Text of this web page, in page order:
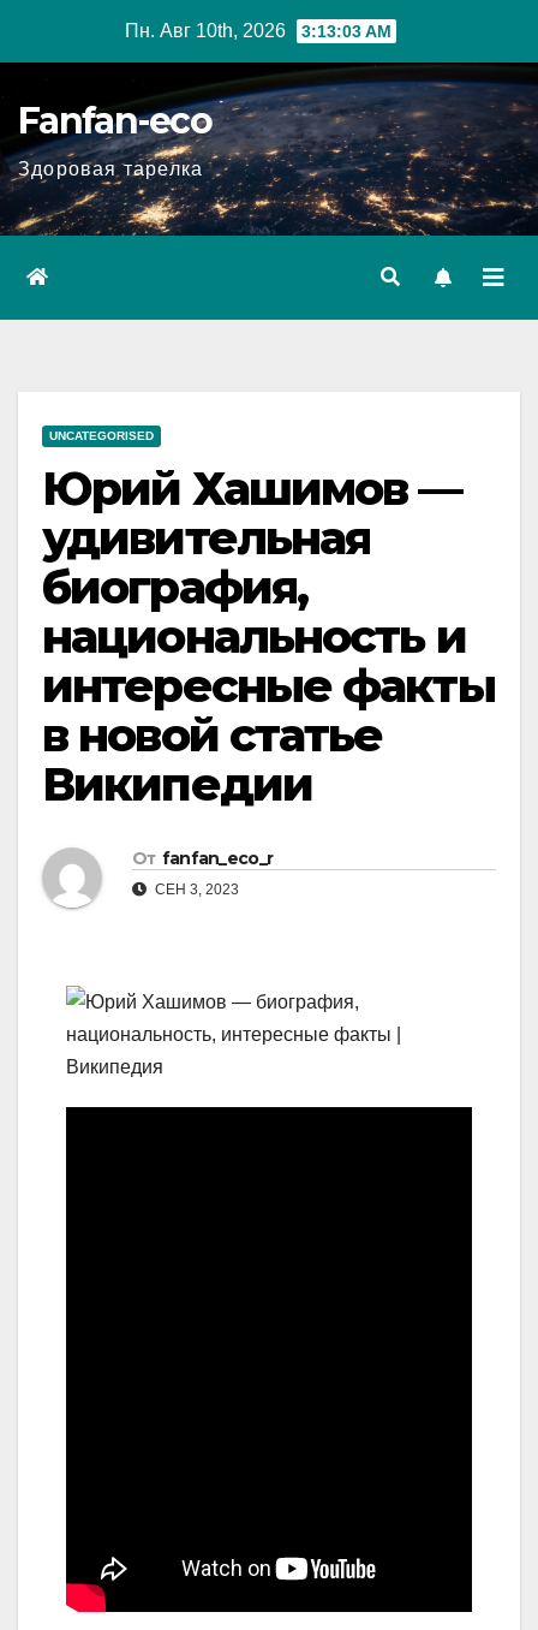
Пн. Авг 10th, 2026 3:13:04 AM
Fanfan-eco
Здоровая тарелка
UNCATEGORISED
Юрий Хашимов —
удивительная
биография,
национальность и
интересные факты
в новой статье
Википедии
От fanfan_eco_r
СЕН 3, 2023